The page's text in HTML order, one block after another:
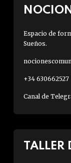
Espacio de
Sueños.
+34 630662527
Canal de
TALLER